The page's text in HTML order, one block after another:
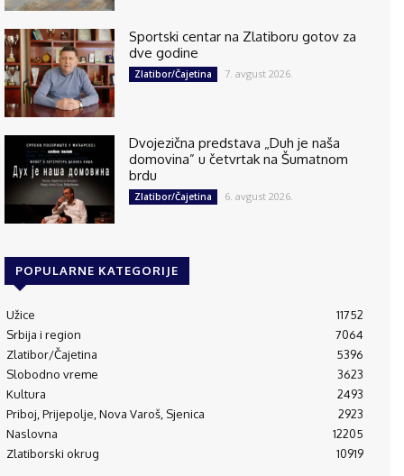
Sportski centar na Zlatiboru gotov za
dve godine
Zlatibor/Čajetina 7. avgust 2026.
Dvojezična predstava „Duh je naša
domovina” u četvrtak na Šumatnom
brdu
Zlatibor/Čajetina 6. avgust 2026.
POPULARNE KATEGORIJE
Užice
11752
Srbija i region
7064
Zlatibor/Čajetina
5396
Slobodno vreme
3623
Kultura
2493
Priboj, Prijepolje, Nova Varoš, Sjenica
2923
Naslovna
12205
Zlatiborski okrug
10919